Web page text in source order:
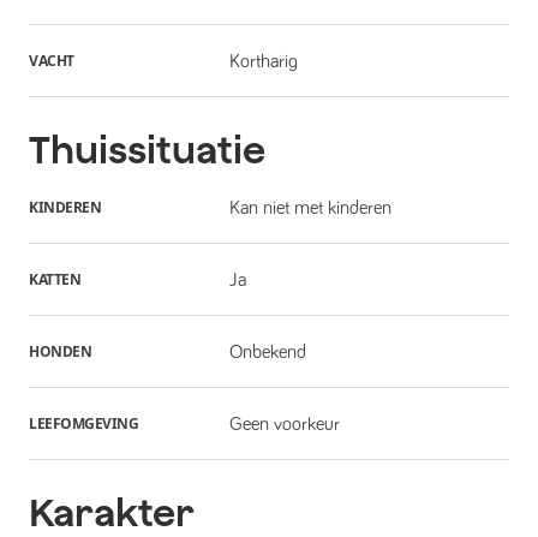
VACHT Kortharig
Thuissituatie
KINDEREN Kan niet met kinderen
KATTEN Ja
HONDEN Onbekend
LEEFOMGEVING Geen voorkeur
Karakter